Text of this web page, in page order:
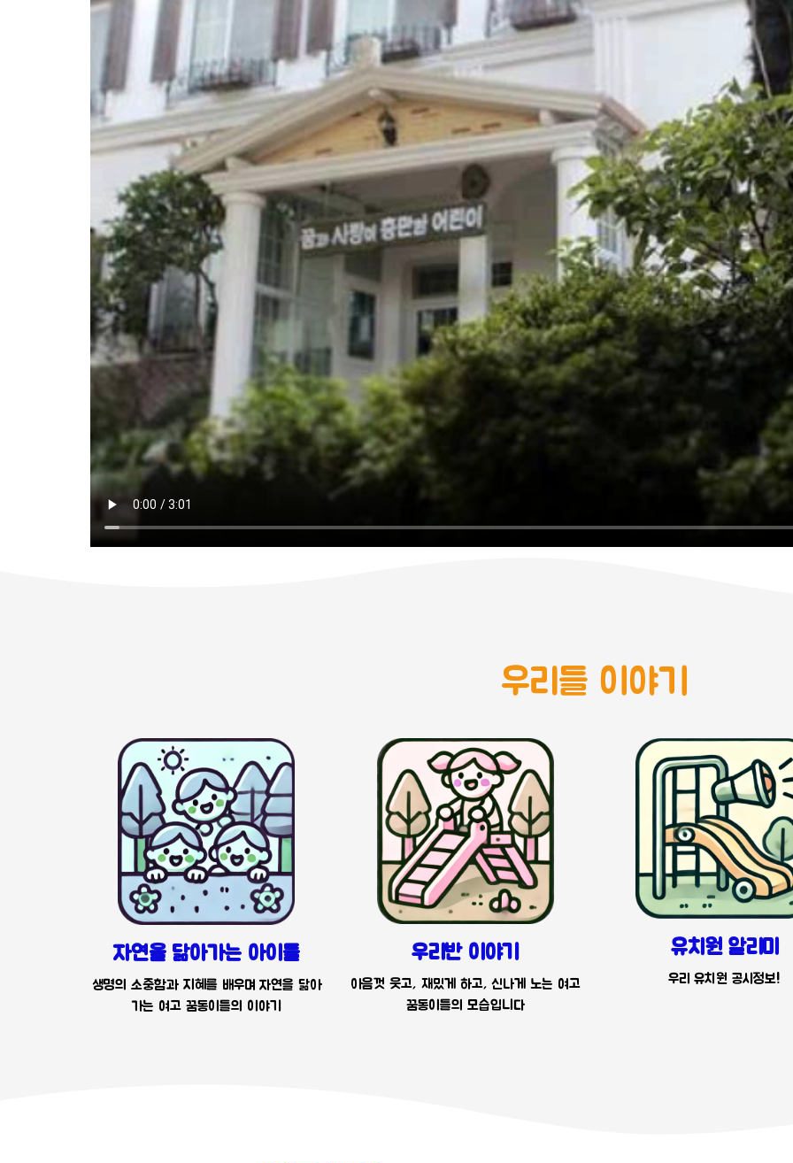
우리들 이야기
자연을 닮아가는 아이들
생명의 소중함과 지혜를 배우며 자연을 닮아
가는 여고 꿈동이들의 이야기
우리반 이야기
아음껏 웃고, 재밌게 하고, 신나게 노는 여고
꿈동이들의 모습입니다
유치원 알리미
우리 유치원 공시정보!